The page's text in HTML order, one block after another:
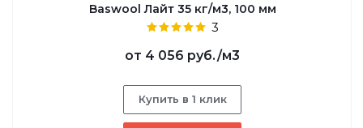
Baswool Лайт 35 кг/м3, 100 мм
3
от 4 056 руб./м3
Купить в 1 клик